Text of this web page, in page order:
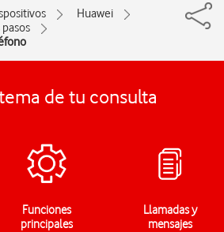
Huawei
de tu consulta
Funciones
principales
Llamadas y
mensajes